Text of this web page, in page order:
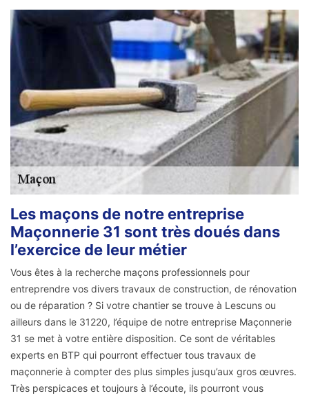
Les maçons de notre entreprise
Maçonnerie 31 sont très doués dans
l’exercice de leur métier
Vous êtes à la recherche maçons professionnels pour
entreprendre vos divers travaux de construction, de rénovation
ou de réparation ? Si votre chantier se trouve à Lescuns ou
ailleurs dans le 31220, l’équipe de notre entreprise Maçonnerie
31 se met à votre entière disposition. Ce sont de véritables
experts en BTP qui pourront effectuer tous travaux de
maçonnerie à compter des plus simples jusqu’aux gros œuvres.
Très perspicaces et toujours à l’écoute, ils pourront vous